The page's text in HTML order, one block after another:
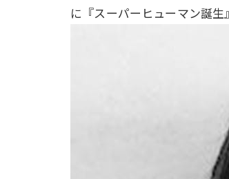
に『スーパーヒューマン誕生